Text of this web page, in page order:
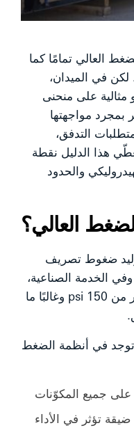
العالي تمامًا كما
في الميدان،
مثالية على منحنى
بمجرد مواجهتها
التدفق،
هذا الدليل نقطة
والحدود
العالي؟
ضغوط تصريف
الخدمة الصناعية،
يعني ذلك غالبًا ضغوطًا أعلى بكثير من 150 psi وغالبًا ما
في أنظمة الضغط
على جميع المكوّنات
ضيقة تؤثر في الأداء